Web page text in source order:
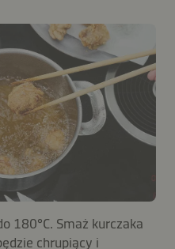
180°C. Smaż kurczaka
chrupiący i